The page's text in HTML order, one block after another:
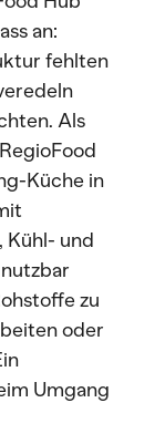
an:
fehlten
Als
Küche in
Kühl- und
zu
oder
Umgang